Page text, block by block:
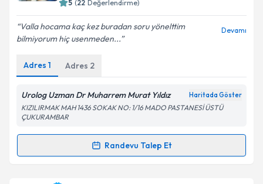
Kişisel verilerimin işlenmesine ilişkin
Metni'ni okudum ve kişisel verilerimin belirtilen
kapsamda işlenmesini kabul ediyorum.
5 (22 Değerlendirme)
Valla hocama kaç kez buradan soru yönelttim
bilmiyorum hiç usenmeden...
Devamı
Adres 1 Adres 2
Urolog Uzman Dr Muharrem Murat Yıldız Haritada Göster
KIZILIRMAK MAH 1436 SOKAK NO: 1/16 MADO PASTANESİ ÜSTÜ
ÇUKURAMBAR
Randevu Talep Et
Randevu Takvimi Talebi